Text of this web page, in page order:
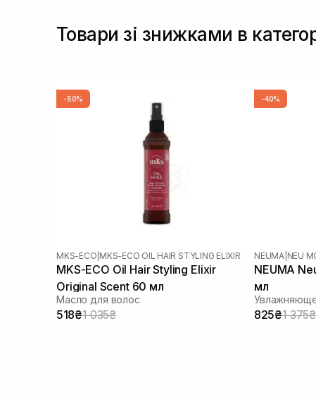
Товари зі знижками в
-50%
MKS-ECO MKS-ECO OIL HAIR STYLING ELIXIR
MKS-ECO Oil Hair Styling Elixir
Original Scent 60 мл
Масло для волос
518₴1 035₴
-40%
NEUMA NEU
NEUMA
мл
825₴1 375₴